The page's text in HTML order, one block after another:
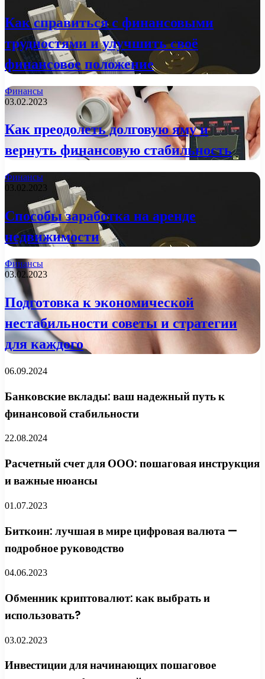
Как справиться с финансовыми
трудностями и улучшить своё
финансовое положение
Финансы
03.02.2023
Как преодолеть долговую яму и
вернуть финансовую стабильность
Финансы
03.02.2023
Способы заработка на аренде
недвижимости
Финансы
03.02.2023
Подготовка к экономической
нестабильности советы и стратегии
для каждого
06.09.2024
Банковские вклады: ваш надежный путь к
финансовой стабильности
22.08.2024
Расчетный счет для ООО: пошаговая инструкция
и важные нюансы
01.07.2023
Биткоин: лучшая в мире цифровая валюта —
подробное руководство
04.06.2023
Обменник криптовалют: как выбрать и
использовать?
03.02.2023
Инвестиции для начинающих пошаговое